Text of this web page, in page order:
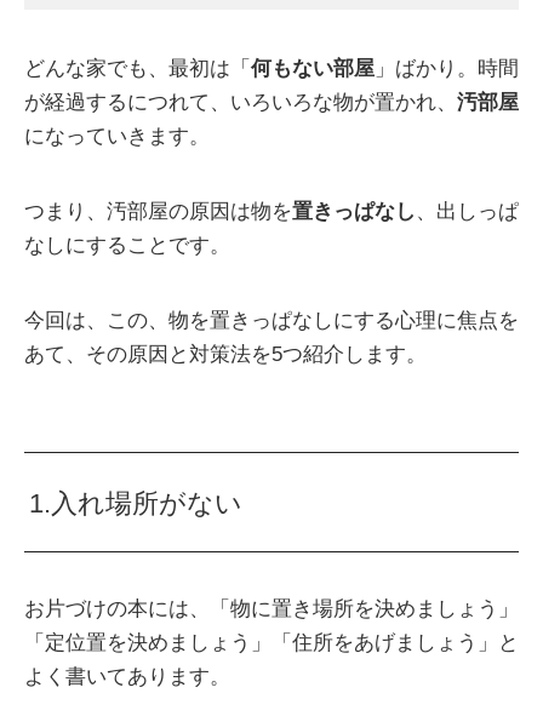
どんな家でも、最初は「 何もない部屋 」ばかり。時間
が経過するにつれて、いろいろな物が置かれ、 汚部屋
になっていきます。
つまり、汚部屋の原因は物を置きっぱなし 、出しっぱ
なしにすることです。
今回は、この、物を置きっぱなしにする心理に焦点を
あて、その原因と対策法を5つ紹介します。
1.入れ場所がない
お片づけの本には、「物に置き場所を決めましょう」
「定位置を決めましょう」「住所をあげましょう」と
よく書いてあります。